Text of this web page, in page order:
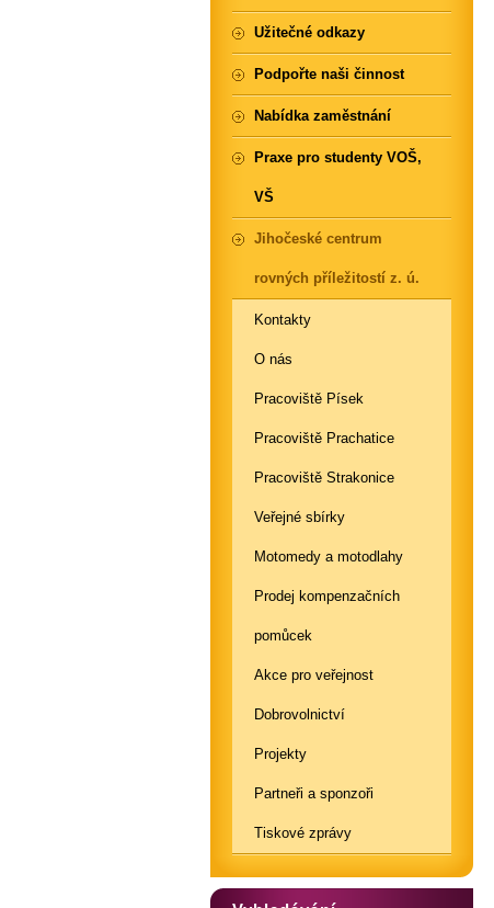
Užitečné odkazy
Podpořte naši činnost
Nabídka zaměstnání
Praxe pro studenty VOŠ,
VŠ
Jihočeské centrum
rovných příležitostí z. ú.
Kontakty
O nás
Pracoviště Písek
Pracoviště Prachatice
Pracoviště Strakonice
Veřejné sbírky
Motomedy a motodlahy
Prodej kompenzačních
pomůcek
Akce pro veřejnost
Dobrovolnictví
Projekty
Partneři a sponzoři
Tiskové zprávy